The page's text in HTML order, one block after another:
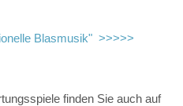
Blasmusik" >>>>>
finden Sie auch auf